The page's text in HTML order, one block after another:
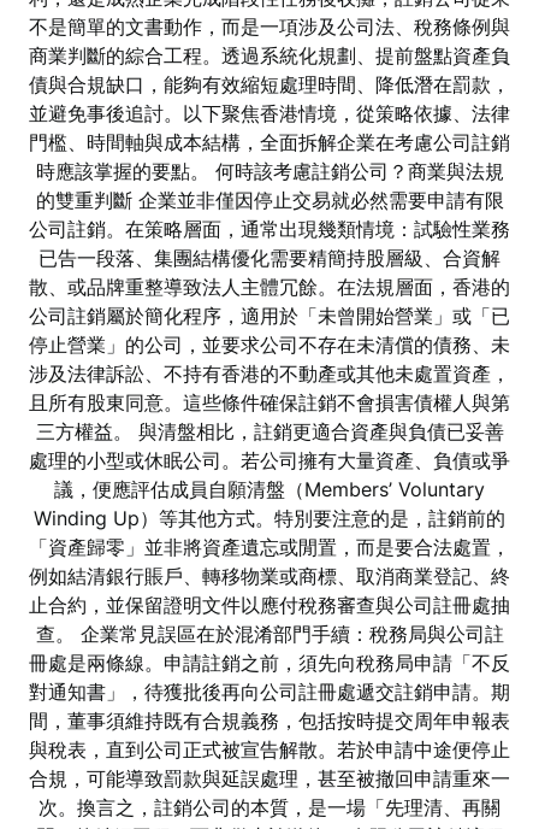
不是簡單的文書動作，而是一項涉及公司法、稅務條例與
商業判斷的綜合工程。透過系統化規劃、提前盤點資產負
債與合規缺口，能夠有效縮短處理時間、降低潛在罰款，
並避免事後追討。以下聚焦香港情境，從策略依據、法律
門檻、時間軸與成本結構，全面拆解企業在考慮公司註銷
時應該掌握的要點。 何時該考慮註銷公司？商業與法規
的雙重判斷 企業並非僅因停止交易就必然需要申請有限
公司註銷。在策略層面，通常出現幾類情境：試驗性業務
已告一段落、集團結構優化需要精簡持股層級、合資解
散、或品牌重整導致法人主體冗餘。在法規層面，香港的
公司註銷屬於簡化程序，適用於「未曾開始營業」或「已
停止營業」的公司，並要求公司不存在未清償的債務、未
涉及法律訴訟、不持有香港的不動產或其他未處置資產，
且所有股東同意。這些條件確保註銷不會損害債權人與第
三方權益。 與清盤相比，註銷更適合資產與負債已妥善
處理的小型或休眠公司。若公司擁有大量資產、負債或爭
議，便應評估成員自願清盤（Members’ Voluntary
Winding Up）等其他方式。特別要注意的是，註銷前的
「資產歸零」並非將資產遺忘或閒置，而是要合法處置，
例如結清銀行賬戶、轉移物業或商標、取消商業登記、終
止合約，並保留證明文件以應付稅務審查與公司註冊處抽
查。 企業常見誤區在於混淆部門手續：稅務局與公司註
冊處是兩條線。申請註銷之前，須先向稅務局申請「不反
對通知書」，待獲批後再向公司註冊處遞交註銷申請。期
間，董事須維持既有合規義務，包括按時提交周年申報表
與稅表，直到公司正式被宣告解散。若於申請中途便停止
合規，可能導致罰款與延誤處理，甚至被撤回申請重來一
次。換言之，註銷公司的本質，是一場「先理清、再關